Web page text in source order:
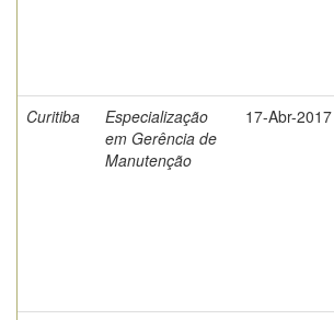
Curitiba
Especialização
em Gerência de
Manutenção
17-Abr-2017